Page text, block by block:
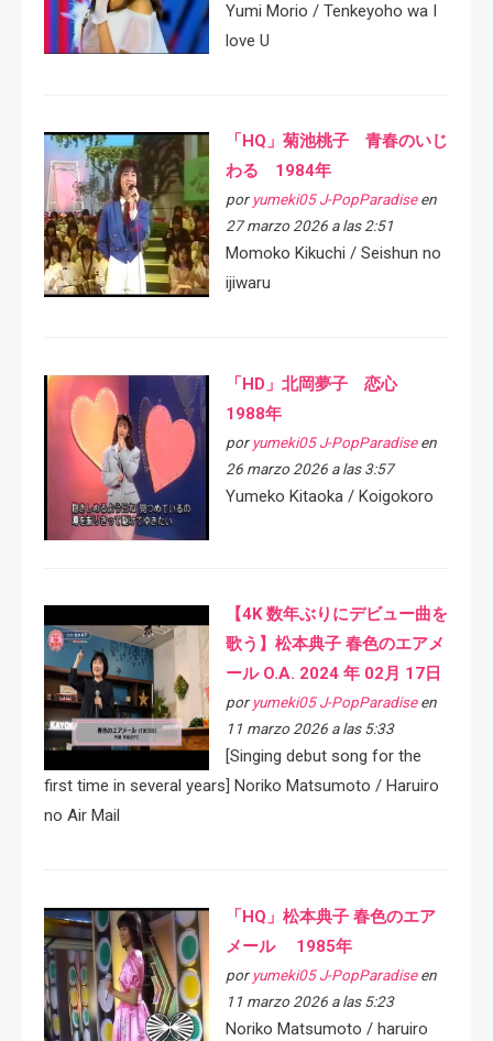
Yumi Morio / Tenkeyoho wa I
love U
「HQ」菊池桃子 青春のいじ
わる 1984年
por yumeki05 J-PopParadiseen
27 marzo 2026 a las 2:51
Momoko Kikuchi / Seishun no
ijiwaru
「HD」北岡夢子 恋心
1988年
por yumeki05 J-PopParadiseen
26 marzo 2026 a las 3:57
Yumeko Kitaoka / Koigokoro
【4K 数年ぶりにデビュー曲を
歌う】松本典子 春色のエアメ
ール O.A. 2024 年 02月 17日
por yumeki05 J-PopParadiseen
11 marzo 2026 a las 5:33
[Singing debut song for the
first time in several years] Noriko Matsumoto / Haruiro
no Air Mail
「HQ」松本典子 春色のエア
メール 1985年
por yumeki05 J-PopParadiseen
11 marzo 2026 a las 5:23
Noriko Matsumoto / haruiro